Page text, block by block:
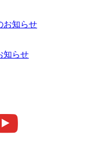
お知らせ
知らせ